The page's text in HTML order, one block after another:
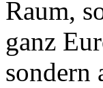
Raum,
ganz
sondern